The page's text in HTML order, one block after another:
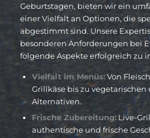
Geburtstagen, bieten wir ein
einer Vielfalt an Optionen, die
abgestimmt sind. Unsere
besonderen Anforderungen bei
folgende Aspekte erfolgreich zu
Vielfalt im Menüs:Von
Grillkäse bis zu vegetarischen
Alternativen.
Frische Zubereitung:Live-
authentische und frische